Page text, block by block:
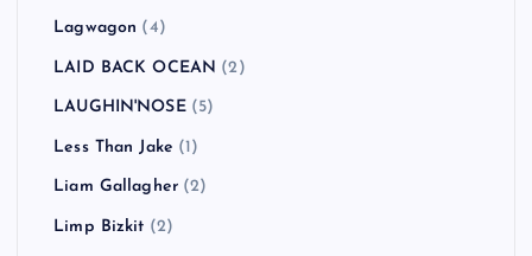
Lagwagon (4)
LAID BACK OCEAN (2)
LAUGHIN'NOSE(5)
Less Than Jake (1)
Liam Gallagher (2)
Limp Bizkit (2)